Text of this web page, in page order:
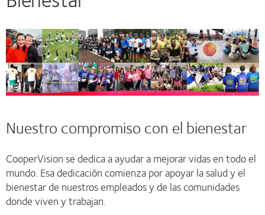
Nuestro compromiso con el bienestar
CooperVision se dedica a ayudar a mejorar vidas en todo el
mundo. Esa dedicación comienza por apoyar la salud y el
bienestar de nuestros empleados y de las comunidades
donde viven y trabajan.